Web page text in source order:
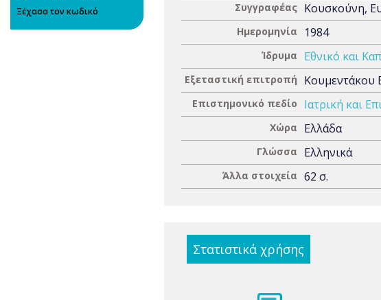
Ξέχασα τον κωδικό Συγγραφέας Κουσκούνη,
Ημερομηνία 1984
Ίδρυμα Εθνικό και
Εξεταστική επιτροπή Κουμεντάκου
Επιστημονικό πεδίο Ιατρική και
Χώρα Ελλάδα
Γλώσσα Ελληνικά
Άλλα στοιχεία 62 σ.
Στατιστικά χρήσης